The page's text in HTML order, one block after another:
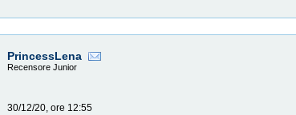
PrincessLena
Recensore Junior
30/12/20, ore 12:55